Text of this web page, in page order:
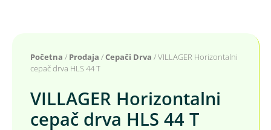
Početna / Prodaja /Cepači Drva / VILLAGER Horizontalni
cepač drva HLS 44 T
VILLAGER Horizontalni
cepač drva HLS 44 T